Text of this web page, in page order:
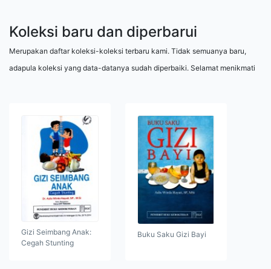
Koleksi baru dan diperbarui
Merupakan daftar koleksi-koleksi terbaru kami. Tidak semuanya baru,
adapula koleksi yang data-datanya sudah diperbaiki. Selamat menikmati
Gizi Seimbang Anak:
Cegah Stunting
Buku Saku Gizi Bayi